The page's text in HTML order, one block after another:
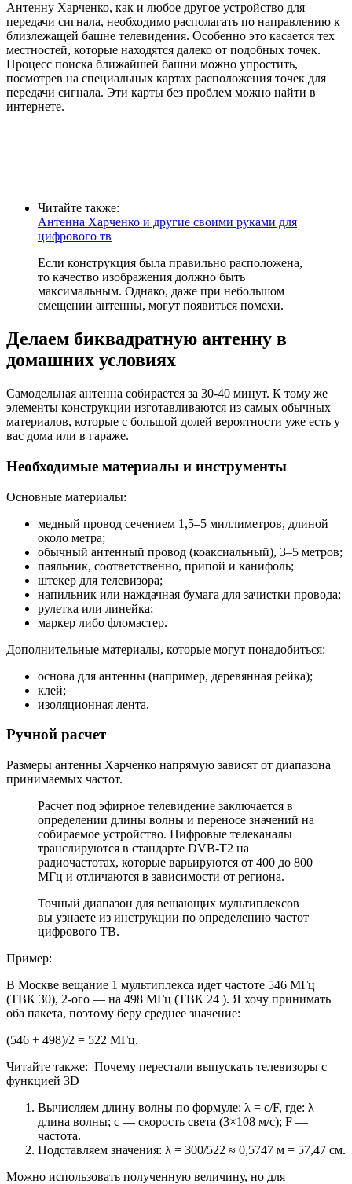
Антенну Харченко, как и любое другое устройство для
передачи сигнала, необходимо располагать по направлению к
близлежащей башне телевидения. Особенно это касается тех
местностей, которые находятся далеко от подобных точек.
Процесс поиска ближайшей башни можно упростить,
посмотрев на специальных картах расположения точек для
передачи сигнала. Эти карты без проблем можно найти в
интернете.
Читайте также:
Антенна Харченко и другие своими руками для
цифрового тв
Если конструкция была правильно расположена,
то качество изображения должно быть
максимальным. Однако, даже при небольшом
смещении антенны, могут появиться помехи.
Делаем биквадратную антенну в
домашних условиях
Самодельная антенна собирается за 30-40 минут. К тому же
элементы конструкции изготавливаются из самых обычных
материалов, которые с большой долей вероятности уже есть у
вас дома или в гараже.
Необходимые материалы и инструменты
Основные материалы:
медный провод сечением 1,5–5 миллиметров, длиной
около метра;
обычный антенный провод (коаксиальный), 3–5 метров;
паяльник, соответственно, припой и канифоль;
штекер для телевизора;
напильник или наждачная бумага для зачистки провода;
рулетка или линейка;
маркер либо фломастер.
Дополнительные материалы, которые могут понадобиться:
основа для антенны (например, деревянная рейка);
клей;
изоляционная лента.
Ручной расчет
Размеры антенны Харченко напрямую зависят от диапазона
принимаемых частот.
Расчет под эфирное телевидение заключается в
определении длины волны и переносе значений на
собираемое устройство. Цифровые телеканалы
транслируются в стандарте DVB-T2 на
радиочастотах, которые варьируются от 400 до 800
МГц и отличаются в зависимости от региона.
Точный диапазон для вещающих мультиплексов
вы узнаете из инструкции по определению частот
цифрового ТВ.
Пример:
В Москве вещание 1 мультиплекса идет частоте 546 МГц
(ТВК 30), 2-ого — на 498 МГц (ТВК 24 ). Я хочу принимать
оба пакета, поэтому беру среднее значение:
(546 + 498)/2 = 522 МГц.
Читайте также: Почему перестали выпускать телевизоры с
функцией 3D
Вычисляем длину волны по формуле: λ = с/F, где: λ —
длина волны; с — скорость света (3×108 м/с); F —
частота.
Подставляем значения: λ = 300/522 ≈ 0,5747 м = 57,47 см.
Можно использовать полученную величину, но для